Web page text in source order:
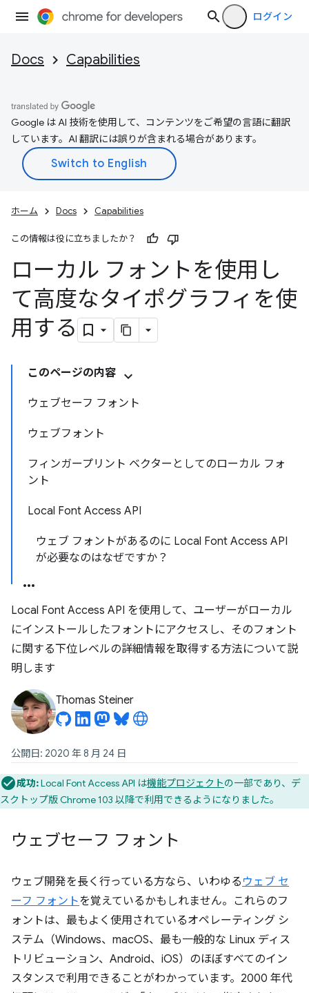
ログイン
Docs Capabilities
Google は AI 技術を使用して、コンテンツをご希望の言語に翻訳
しています。AI 翻訳には誤りが含まれる場合があります。
ホーム Docs Capabilities
この情報は役に立ちましたか？
ローカル フォントを使用し
て高度なタイポグラフィを使
用する
このページの内容
ウェブセーフ フォント
ウェブフォント
フィンガープリント ベクターとしてのローカル フォ
ント
Local Font Access API
ウェブ フォントがあるのに Local Font Access API
が必要なのはなぜですか？
Local Font Access API を使用して、ユーザーがローカル
にインストールしたフォントにアクセスし、そのフォント
に関する下位レベルの詳細情報を取得する方法について説
明します
Thomas Steiner
公開日: 2020 年 8 月 24 日
成功:Local Font Access API は機能プロジェクトの一部であり、デ
スクトップ版 Chrome 103 以降で利用できるようになりました。
ウェブセーフ フォント
ウェブ開発を長く行っている方なら、いわゆる ウェブ セ
ーフ フォントを覚えているかもしれません。これらのフ
ォントは、最もよく使用されているオペレーティング シ
ステム（Windows、macOS、最も一般的な Linux ディス
トリビューション、Android、iOS）のほぼすべてのイン
スタンスで利用できることがわかっています。2000 年代